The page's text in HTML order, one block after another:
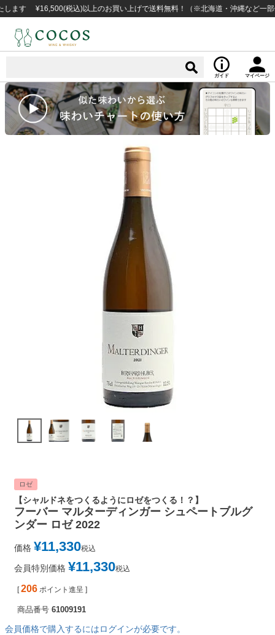
¥16,500(税込)以上のお買い上げで送料無料！（※北海道・沖縄など一部例外地
ガイド マイページ
ロゼ
【シャルドネをつくるようにロゼをつくる！？】
フーバー マルターディンガー シュペートブルグ
ンダー ロゼ 2022
価格 ¥11,330税込
会員特別価格 ¥11,330税込
[ 206 ポイント進呈 ]
商品番号 61009191
会員価格で購入するにはログインが必要です。